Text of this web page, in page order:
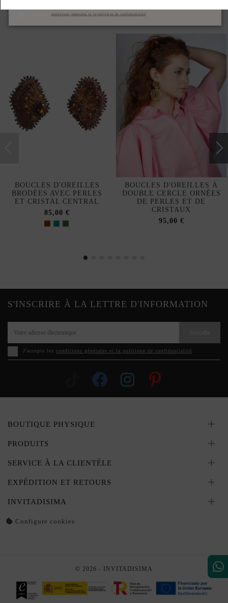
BOUCLES D'OREILLES
BRODÉES AVEC PERLES
ET CRISTAL CENTRAL
85,00 €
BOUCLES D'OREILLES À
DOUBLE CERCLE ORNÉES
DE PERLES ET DE
CRISTAUX
95,00 €
S'INSCRIRE À LA LETTRE D'INFORMATION
J'accepte les conditions générales et la politique de confidentialité
BOUTIQUE PHYSIQUE
PRODUITS
SERVICE À LA CLIENTÈLE
EXPÉDITION ET RETOURS
INVITADISIMA
Configure cookies
© 2026 - INVITADISIMA
conditions générales et la politique de confidentialité